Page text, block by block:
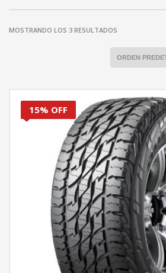
MOSTRANDO LOS 3 RESULTADOS
15% OFF